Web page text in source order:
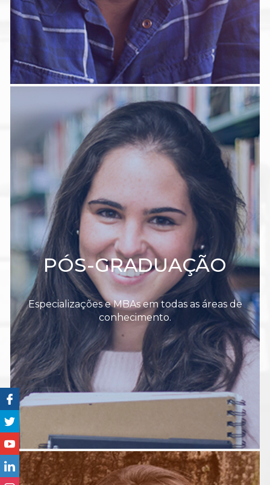
PÓS-GRADUAÇÃO
Especializações e MBAs em todas as áreas de
conhecimento.